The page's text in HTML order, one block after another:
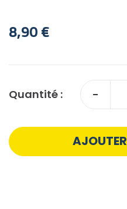
8,90 €
Quantité : -